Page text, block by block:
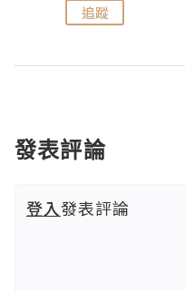
追蹤
發表評論
登入發表評論